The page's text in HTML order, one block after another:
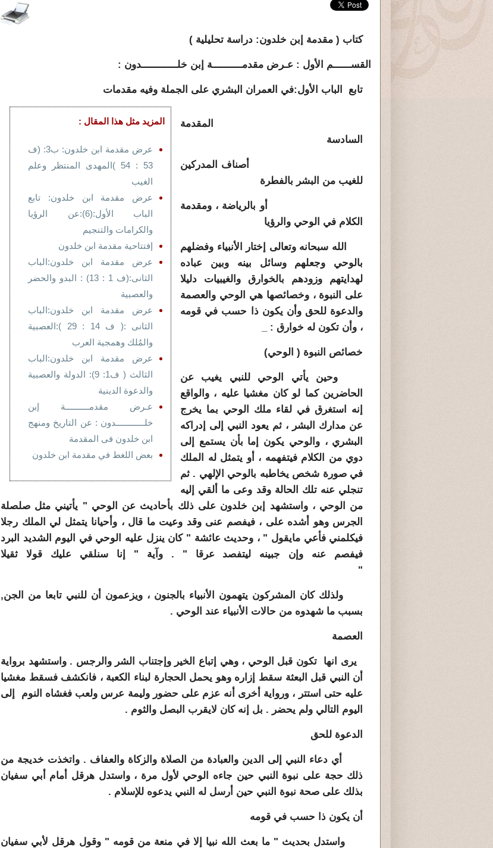
كتاب ( مقدمة إبن خلدون: دراسة تحليلية )
القســــــم الأول : عـرض مقدمــــــــــة إبن خلــــــــــــدون :
تابع الباب الأول:في العمران البشري على الجملة وفيه مقدمات
المزيد مثل هذا المقال :
عرض مقدمة ابن خلدون: ب3: (ف
53 : 54 )المهدى المنتظر وعلم
الغيب
عرض مقدمة ابن خلدون: تابع
الباب الأول:(6):عن الرؤيا
والكرامات والتنجيم
إفتتاحية مقدمة ابن خلدون
عرض مقدمة ابن خلدون:الباب
الثانى:(ف 1 : 13) : البدو والحضر
والعصبية
عرض مقدمة ابن خلدون:الباب
الثانى :( ف 14 : 29 ):العصبية
والمُلك وهمجية العرب
عرض مقدمة ابن خلدون:الباب
الثالث ( ف1: 9): الدولة والعصبية
والدعوة الدينية
عـرض مقدمــــــــــة إبن
خلــــــــــــدون : عن التاريخ ومنهج
ابن خلدون فى المقدمة
بعض اللغط في مقدمة ابن خلدون
المقدمة
السادسة
أصناف المدركين
للغيب من البشر بالفطرة
أو بالرياضة ، ومقدمة
الكلام في الوحي والرؤيا
الله سبحانه وتعالى إختار الأنبياء وفضلهم
بالوحي وجعلهم وسائل بينه وبين عباده
لهدايتهم وزودهم بالخوارق والغيبيات دليلا
على النبوة ، وخصائصها هي الوحي والعصمة
والدعوة للحق وأن يكون ذا حسب في قومه
، وأن تكون له خوارق : _
خصائص النبوة ( الوحي)
وحين يأتي الوحي للنبي يغيب عن
الحاضرين كما لو كان مغشيا عليه ، والواقع
إنه استغرق في لقاء ملك الوحي بما يخرج
عن مدارك البشر ، ثم يعود النبي إلى إدراكه
البشري ، والوحي يكون إما بأن يستمع إلى
دوي من الكلام فيتفهمه ، أو يتمثل له الملك
في صورة شخص يخاطبه بالوحي الإلهي . ثم
تنجلي عنه تلك الحالة وقد وعى ما ألقي إليه
من الوحي ، واستشهد إبن خلدون على ذلك بأحاديث عن الوحي " يأتيني مثل صلصلة
الجرس وهو أشده على ، فيفصم عنى وقد وعيت ما قال ، وأحيانا يتمثل لي الملك رجلا
فيكلمني فأعي مايقول " ، وحديث عائشة " كان ينزل عليه الوحي في اليوم الشديد البرد
فيفصم عنه وإن جبينه ليتفصد عرقا " . وآية " إنا سنلقي عليك قولا ثقيلا
"
ولذلك كان المشركون يتهمون الأنبياء بالجنون ، ويزعمون أن للنبي تابعا من الجن,
بسبب ما شهدوه من حالات الأنبياء عند الوحي .
العصمة
يرى انها تكون قبل الوحي ، وهي إتباع الخير وإجتناب الشر والرجس . واستشهد برواية
أن النبي قبل البعثة سقط إزاره وهو يحمل الحجارة لبناء الكعبة ، فانكشف فسقط مغشيا
عليه حتى استتر ، ورواية أخرى أنه عزم على حضور وليمة عرس ولعب فغشاه النوم إلى
اليوم التالي ولم يحضر . بل إنه كان لايقرب البصل والثوم .
الدعوة للحق
أي دعاء النبي إلى الدين والعبادة من الصلاة والزكاة والعفاف . واتخذت خديجة من
ذلك حجة على نبوة النبي حين جاءه الوحي لأول مرة ، واستدل هرقل أمام أبي سفيان
بذلك على صحة نبوة النبي حين أرسل له النبي يدعوه للإسلام .
أن يكون ذا حسب في قومه
واستدل بحديث " ما بعث الله نبيا إلا في منعة من قومه " وقول هرقل لأبي سفيان